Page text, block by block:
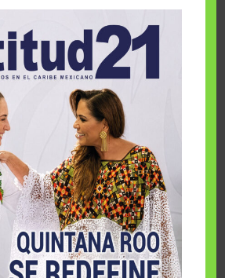
del Poliforum
Publicación
primer Summit AFEET Trends en
Quintana Roo
agosto 8 2026